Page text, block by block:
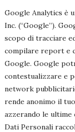
Google Analytics è
Inc. (“Google”).
scopo di tracciare
compilare report e
Google. Google
contestualizzare e
network
rende anonimo il
azzerando le
Dati Personali